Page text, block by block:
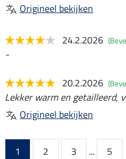
Origineel bekijken
24.2.2026
-
20.2.2026
Lekker warm en getailleerd,
Origineel bekijken
1 2 3 ...
5